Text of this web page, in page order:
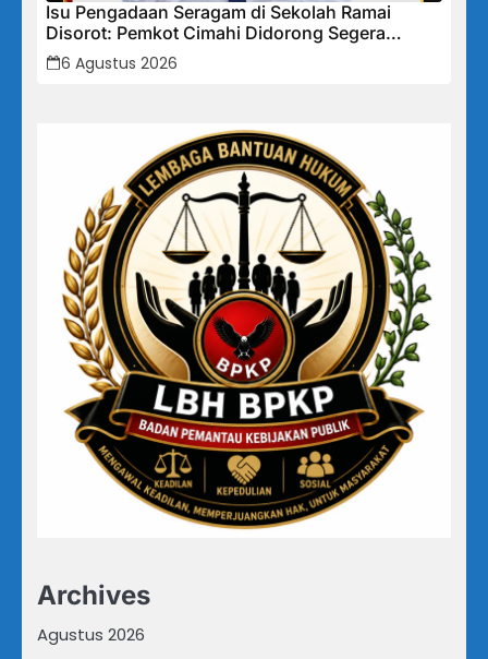
Isu Pengadaan Seragam di Sekolah Ramai
Disorot: Pemkot Cimahi Didorong Segera
Lakukan Pembinaan dan Perbaikan Sistem
Secara Menyeluruh
6 Agustus 2026
Archives
Agustus 2026